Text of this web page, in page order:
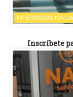
INTERMEDIACIÓN
Inscríbete